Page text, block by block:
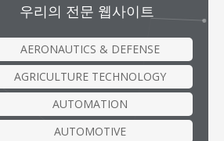
우리의 전문 웹사이트
AERONAUTICS & DEFENSE
AGRICULTURE TECHNOLOGY
AUTOMATION
AUTOMOTIVE